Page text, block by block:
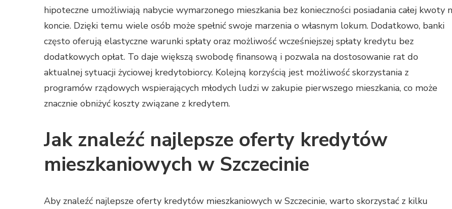
hipoteczne umożliwiają nabycie wymarzonego mieszkania bez konieczności posiadania całej kwoty
koncie. Dzięki temu wiele osób może spełnić swoje marzenia o własnym lokum. Dodatkowo, banki
często oferują elastyczne warunki spłaty oraz możliwość wcześniejszej spłaty kredytu bez
dodatkowych opłat. To daje większą swobodę finansową i pozwala na dostosowanie rat do
aktualnej sytuacji życiowej kredytobiorcy. Kolejną korzyścią jest możliwość skorzystania z
programów rządowych wspierających młodych ludzi w zakupie pierwszego mieszkania, co może
znacznie obniżyć koszty związane z kredytem.
Jak znaleźć najlepsze oferty kredytów
mieszkaniowych w Szczecinie
Aby znaleźć najlepsze oferty kredytów mieszkaniowych w Szczecinie, warto skorzystać z kilku